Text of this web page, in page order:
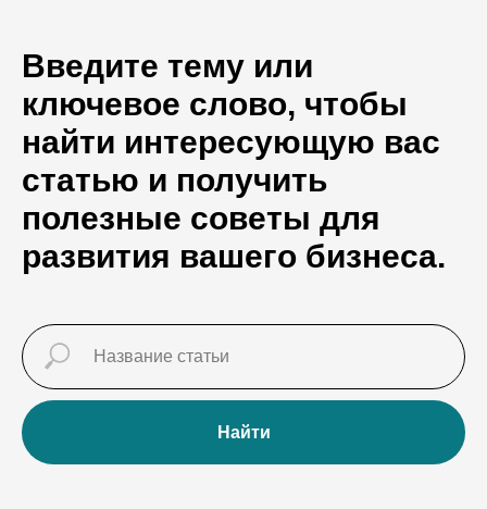
Введите тему или
ключевое слово, чтобы
найти интересующую вас
статью и получить
полезные советы для
развития вашего бизнеса.
Найти